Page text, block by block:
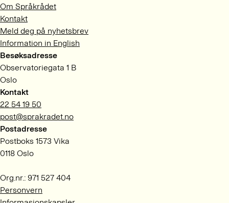
Om Språkrådet
Kontakt
Meld deg på nyhetsbrev
Information in English
Besøksadresse
Observatoriegata 1 B
Oslo
Kontakt
22 54 19 50
post@sprakradet.no
Postadresse
Postboks 1573 Vika
0118 Oslo
Org.nr.: 971 527 404
Personvern